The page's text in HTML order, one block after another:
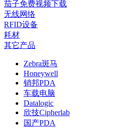
茄子免费视频下载
无线网络
RFID设备
耗材
其它产品
Zebra斑马
Honeywell
销邦PDA
车载电脑
Datalogic
欣技Cipherlab
国产PDA